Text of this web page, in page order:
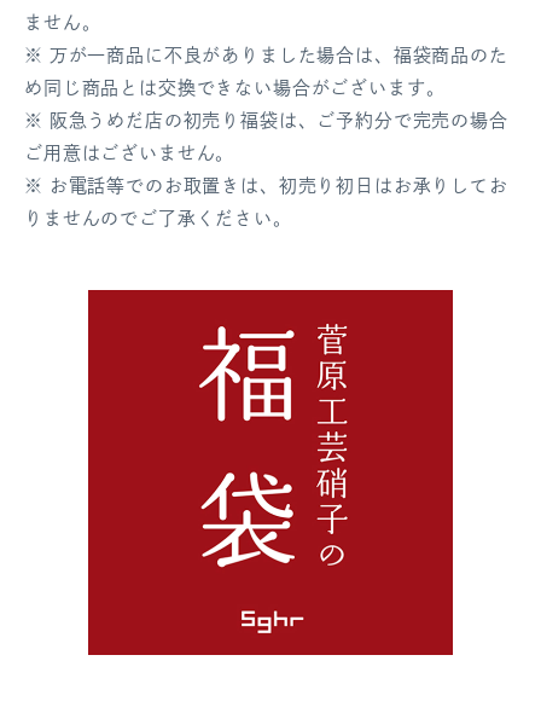
ません。
※ 万が一商品に不良がありました場合は、福袋商品のた
め同じ商品とは交換できない場合がございます。
※ 阪急うめだ店の初売り福袋は、ご予約分で完売の場合
ご用意はございません。
※ お電話等でのお取置きは、初売り初日はお承りしてお
りませんのでご了承ください。